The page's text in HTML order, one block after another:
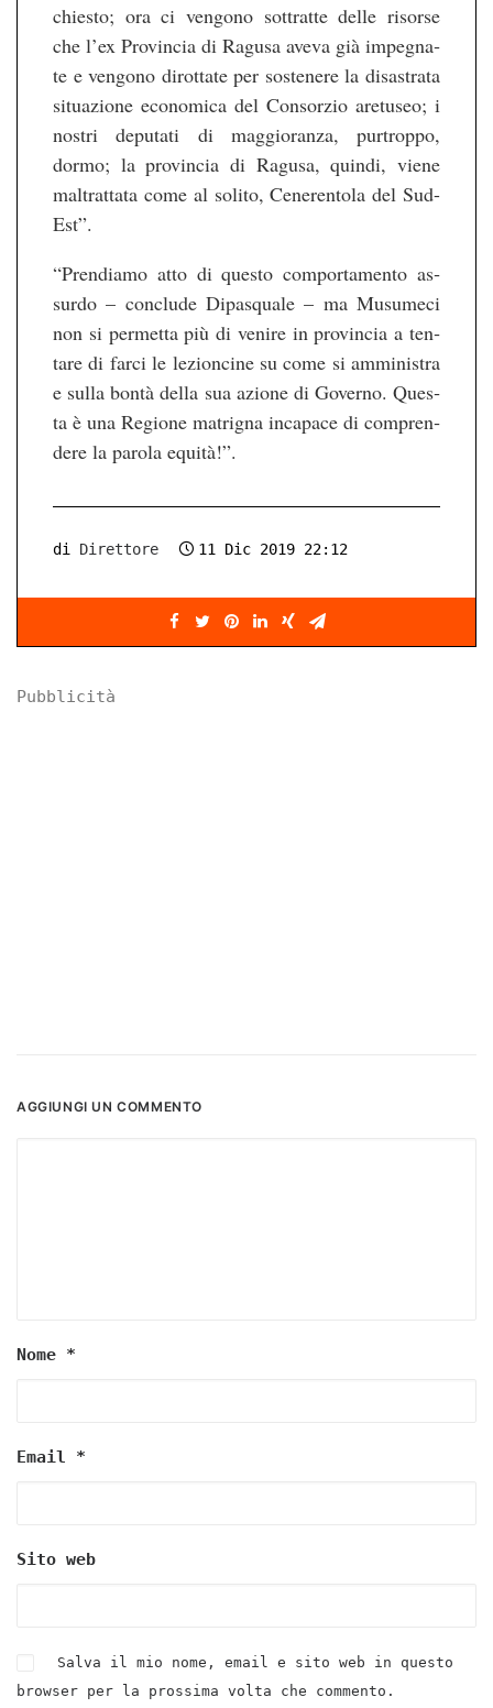
chies­to; ora ci ven­go­no sot­tr­at­te delle ri­sor­se
che l’ex Pro­vin­cia di Ra­gu­sa aveva già im­pe­g­na­
te e ven­go­no di­rot­ta­te per sos­te­ne­re la di­sas­tra­ta
si­tua­zio­ne eco­no­mi­ca del Con­sor­zio are­tu­seo; i
nos­tri de­pu­ta­ti di mag­gio­ran­za, pur­trop­po,
dormo; la pro­vin­cia di Ra­gu­sa, quin­di, viene
mal­tr­at­ta­ta come al so­li­to, Ce­ne­rento­la del Sud-​
Est”.
“Pren­dia­mo atto di ques­to com­por­ta­men­to as­
sur­do – con­clu­de Di­pas­qua­le – ma Mu­su­me­ci
non si per­met­ta più di venire in pro­vin­cia a ten­
ta­re di farci le le­zi­on­ci­ne su come si am­mi­nis­tra
e sulla bontà della sua azio­ne di Go­ver­no. Ques­
ta è una Re­gio­ne ma­trig­na in­ca­pa­ce di com­pren­
de­re la par­o­la equità!”.
di Direttore 11 Dic 2019 22:12
Pubblicità
AGGIUNGI UN COMMENTO
Nome *
Email *
Sito web
Salva il mio nome, email e sito web in questo
browser per la prossima volta che commento.